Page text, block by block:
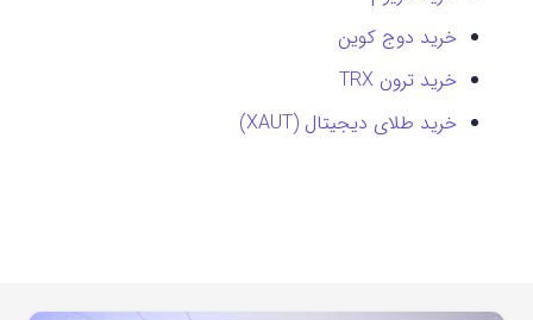
خرید دوج کوین
خرید ترون TRX
خرید طلای دیجیتال (XAUT)